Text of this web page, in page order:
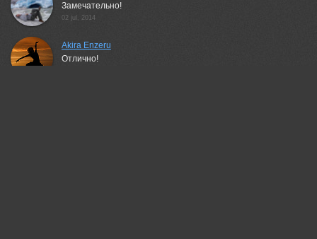
Замечательно!
02 jul, 2014
Akira Enzeru
Отлично!